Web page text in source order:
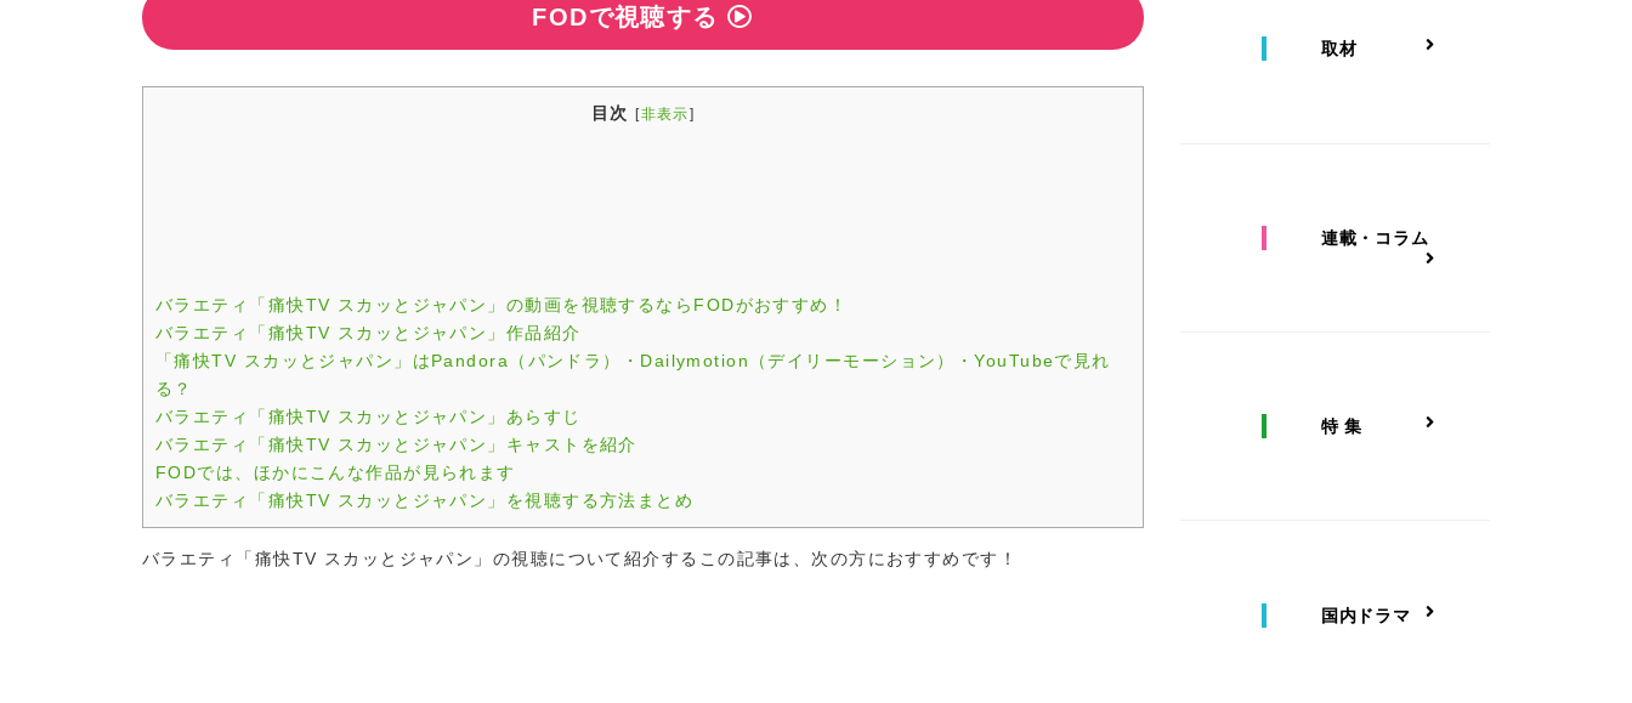
FODで視聴する
目次 [非表示]
バラエティ「痛快TV スカッとジャパン」の動画を視聴するならFODがおすすめ！
バラエティ「痛快TV スカッとジャパン」作品紹介
「痛快TV スカッとジャパン」はPandora（パンドラ）・Dailymotion（デイリーモーション）・YouTubeで見れ
る？
バラエティ「痛快TV スカッとジャパン」あらすじ
バラエティ「痛快TV スカッとジャパン」キャストを紹介
FODでは、ほかにこんな作品が見られます
バラエティ「痛快TV スカッとジャパン」を視聴する方法まとめ
バラエティ「痛快TV スカッとジャパン」の視聴について紹介するこの記事は、次の方におすすめです！
取材
連載・コラム
特 集
国内ドラマ